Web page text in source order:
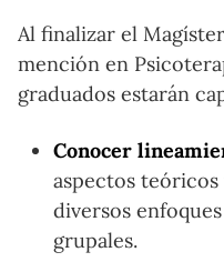
Al finalizar el
mención en
graduados estarán
Conocer
aspectos
diversos
grupales.